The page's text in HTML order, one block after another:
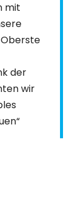
mit
der
wir